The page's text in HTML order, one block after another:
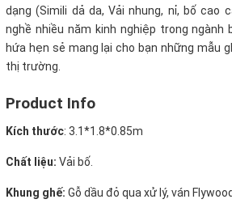
dạng (Simili dả da, Vải nhung, nỉ, bố cao
nghề nhiều năm kinh nghiệp trong ngành
hứa hẹn sẻ mang lại cho bạn những mẫu
thị trường.
Product Info
Kích thước: 3.1*1.8*0.85m
Chất liệu: Vải bố.
Khung ghế: Gỗ dầu đỏ qua xử lý, ván